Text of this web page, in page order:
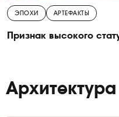
ЭПОХИ АРТЕФАКТЫ
Признак высокого
Архитектура